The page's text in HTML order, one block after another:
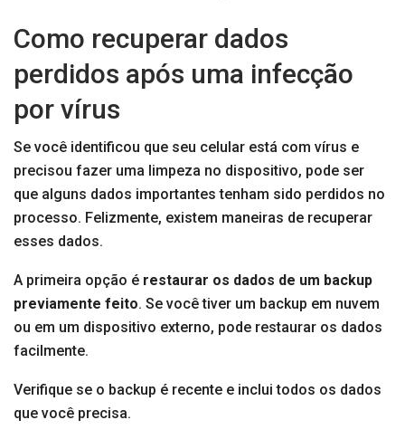
Como recuperar dados
perdidos após uma infecção
por vírus
Se você identificou que seu celular está com vírus e
precisou fazer uma limpeza no dispositivo, pode ser
que alguns dados importantes tenham sido perdidos no
processo. Felizmente, existem maneiras de recuperar
esses dados.
A primeira opção é restaurar os dados de um backup
previamente feito. Se você tiver um backup em nuvem
ou em um dispositivo externo, pode restaurar os dados
facilmente.
Verifique se o backup é recente e inclui todos os dados
que você precisa.